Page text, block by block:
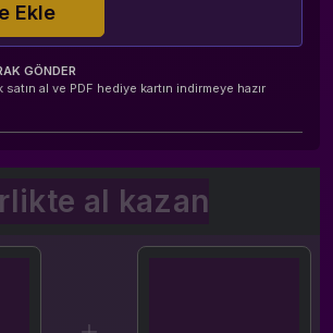
Ekle
GÖNDER
satın al ve PDF hediye kartın indirmeye hazır
al kazan